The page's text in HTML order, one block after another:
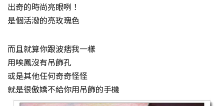
出奇的時尚亮眼咧！
是個活潑的亮玫瑰色
而且就算你跟波痞我一樣
用唉鳳沒有吊飾孔
或是其他任何奇奇怪怪
就是很傲嬌不給你用吊飾的手機